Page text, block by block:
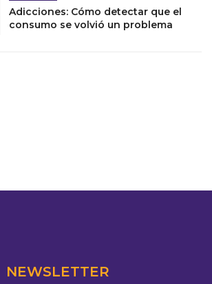
Adicciones: Cómo detectar que el
consumo se volvió un problema
NEWSLETTER